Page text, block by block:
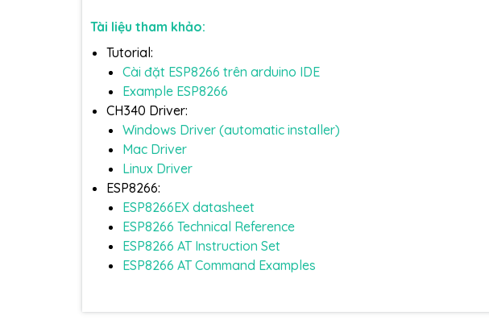
Tài liệu tham khảo:
Tutorial:
Cài đặt ESP8266 trên arduino IDE
Example ESP8266
CH340 Driver:
Windows Driver (automatic installer)
Mac Driver
Linux Driver
ESP8266:
ESP8266EX datasheet
ESP8266 Technical Reference
ESP8266 AT Instruction Set
ESP8266 AT Command Examples